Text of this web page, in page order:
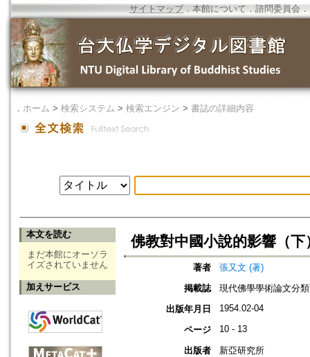
サイトマップ．本館について ． 諮問委員会 ．
． ホーム > 検索システム > 検索エンジン > 書誌の詳細内容
本文を読む
まだ本館にオーソラ
イズされていません
加えサービス
佛教對中國小說的影響（下
著者
張又文 (著)
掲載誌
現代佛學學術論文分
出版年月日
1954.02-04
ページ 10 - 13
出版者
新亞研究所